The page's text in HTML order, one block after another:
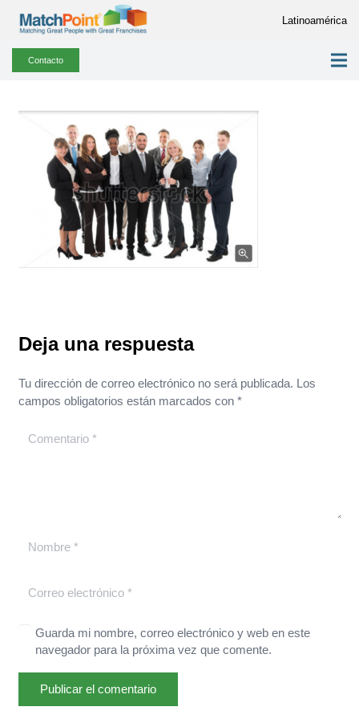
Latinoamérica
Contacto
Deja una respuesta
Tu dirección de correo electrónico no será publicada. Los
campos obligatorios están marcados con *
Guarda mi nombre, correo electrónico y web en este
navegador para la próxima vez que comente.
Publicar el comentario